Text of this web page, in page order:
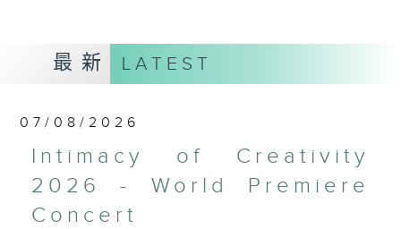
最新 LATEST
07/08/2026
Intimacy of Creativity
2026 - World Premiere
Concert